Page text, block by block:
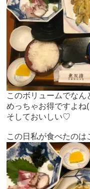
このボリュームでなん
めっちゃお得ですよね(
そしておいしい♡
この日私が食べたのは